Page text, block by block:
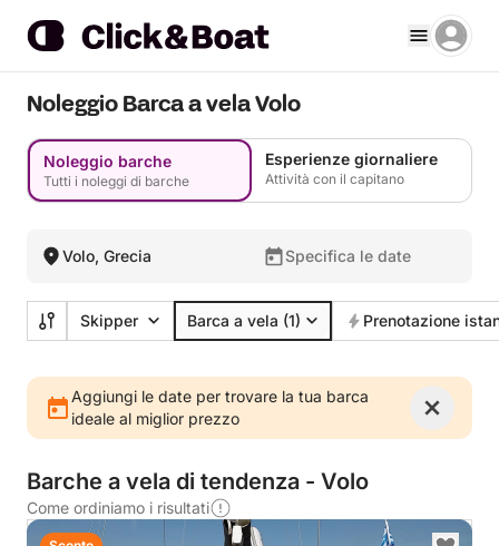
Noleggio Barca a vela Volo
Noleggio barche
Tutti i noleggi di barche
Esperienze giornaliere
Attività con il capitano
Volo, Grecia Specifica le date
Skipper Barca a vela (1) Prenotazione
Aggiungi le date per trovare la tua barca
ideale al miglior prezzo
Barche a vela di tendenza - Volo
Come ordiniamo i risultati